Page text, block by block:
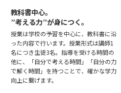
教科書中心。
”考える力”が身につく。
授業は学校の予習を中心に、教科書に沿
った内容で行います。授業形式は講師1
名につき生徒3名。指導を受ける時間の
他に、「自分で考える時間」「自分の力
で解く時間」を持つことで、確かな学力
向上に繋げます。